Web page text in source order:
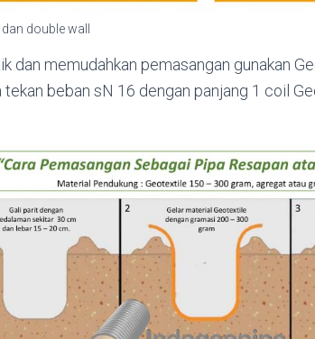
double wall
dan memudahkan pemasangan gunakan
beban sN 16 dengan panjang 1 coil